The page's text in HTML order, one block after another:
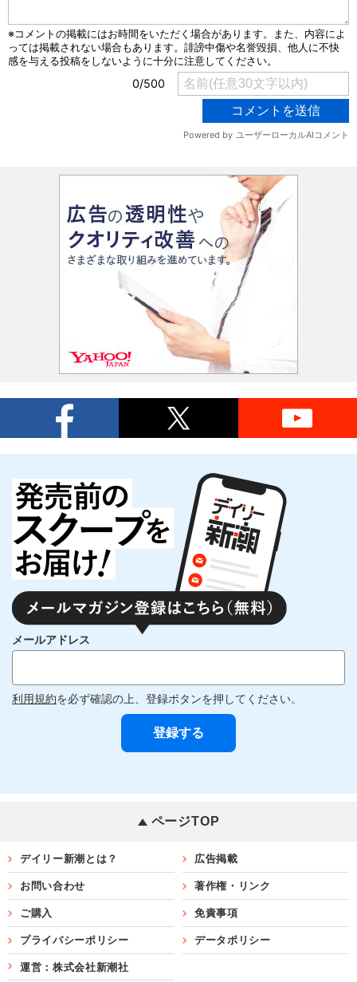
メールアドレス
利用規約を必ず確認の上、登録ボタンを押してください。
ページTOP
デイリー新潮とは？ 広告掲載
お問い合わせ 著作権・リンク
ご購入 免責事項
プライバシーポリシー データポリシー
運営：株式会社新潮社